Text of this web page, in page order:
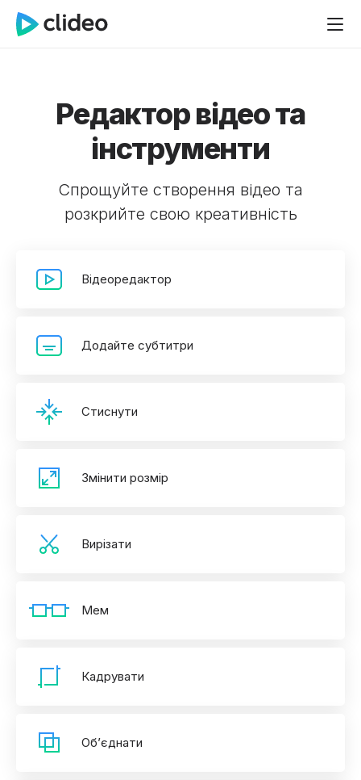
Редактор відео та
інструменти
Спрощуйте створення відео та
розкрийте свою креативність
Відеоредактор
Додайте субтитри
Стиснути
Змінити розмір
Вирізати
Мем
Кадрувати
Об’єднати